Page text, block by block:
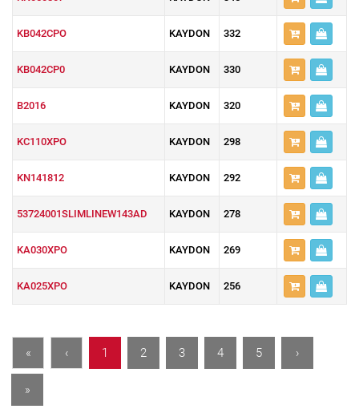
KB042CPO KAYDON 332
KB042CP0 KAYDON 330
B2016 KAYDON 320
KC110XPO KAYDON 298
KN141812 KAYDON 292
53724001SLIMLINEW143AD KAYDON 278
KA030XPO KAYDON 269
KA025XPO KAYDON 256
« ‹ 1 2 3 4 5 ›
»